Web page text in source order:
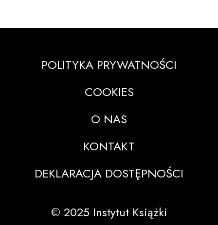
POLITYKA PRYWATNOŚCI
COOKIES
O NAS
KONTAKT
DEKLARACJA DOSTĘPNOŚCI
© 2025 Instytut Książki